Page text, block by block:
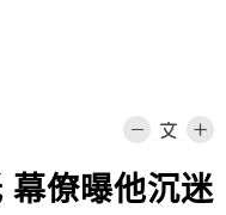
幕僚曝他沉迷